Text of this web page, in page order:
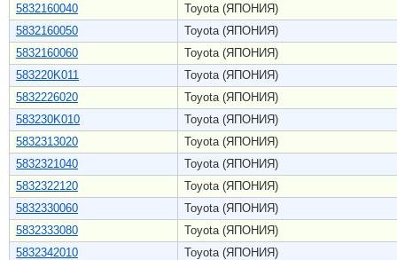
5832160040
Toyota (ЯПОНИЯ)
5832160050
Toyota (ЯПОНИЯ)
5832160060
Toyota (ЯПОНИЯ)
583220K011
Toyota (ЯПОНИЯ)
5832226020
Toyota (ЯПОНИЯ)
583230K010
Toyota (ЯПОНИЯ)
5832313020
Toyota (ЯПОНИЯ)
5832321040
Toyota (ЯПОНИЯ)
5832322120
Toyota (ЯПОНИЯ)
5832330060
Toyota (ЯПОНИЯ)
5832333080
Toyota (ЯПОНИЯ)
5832342010
Toyota (ЯПОНИЯ)